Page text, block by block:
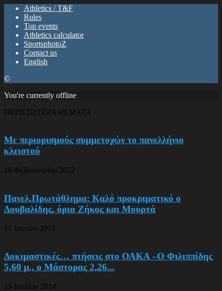
Athletics / T&F
Rules
Top events
Athletics calculator
SportsphotoZ
Contact us
English
©
You're currently offline
ΠΕΡΙΣΣΟΤΕΡΑ ΘΕΜΑΤΑ
Με περιορισμούς συμμετοχών το πανελλήνιο
κλειστού
10 Φεβρουαρίου 2022
Πανελ.Πρωτάθλημα: Καλό προκριματικό ο
Δουβαλίδης, όρια Ζήκος και Μουρτά
17 Ιουνίου 2017
Δοκιμαστικές… πτήσεις στο ΟΑΚΑ –Ο Φιλιππίδης
5,60 μ., ο Μάστορας 2,26...
19 Ιουλίου 2014